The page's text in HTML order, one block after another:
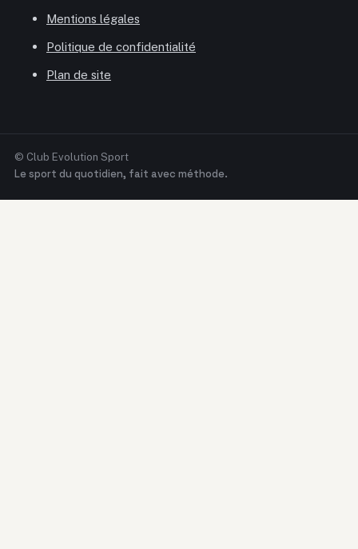
Mentions légales
Politique de confidentialité
Plan de site
© Club Evolution Sport
Le sport du quotidien, fait avec méthode.